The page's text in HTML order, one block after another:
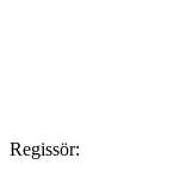
Regissör: